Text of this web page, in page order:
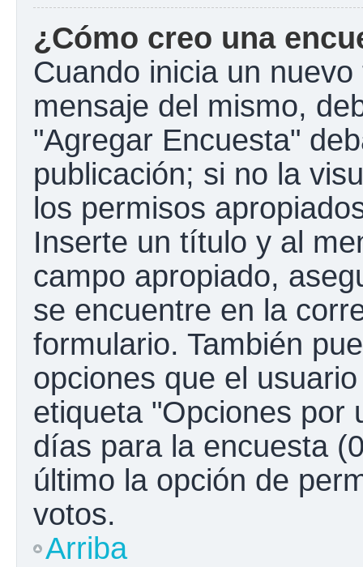
¿Cómo creo una
Cuando inicia un
mensaje del mismo,
"Agregar Encuesta"
publicación; si no la
los permisos
Inserte un título y al
campo apropiado,
se encuentre en la
formulario. También
opciones que el
etiqueta "Opciones por
días para la encuesta
último la opción de
votos.
Arriba